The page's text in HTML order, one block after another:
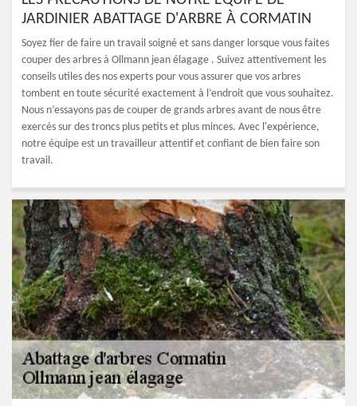
JARDINIER ABATTAGE D'ARBRE À CORMATIN
Soyez fier de faire un travail soigné et sans danger lorsque vous faites
couper des arbres à Ollmann jean élagage . Suivez attentivement les
conseils utiles des nos experts pour vous assurer que vos arbres
tombent en toute sécurité exactement à l’endroit que vous souhaitez.
Nous n’essayons pas de couper de grands arbres avant de nous être
exercés sur des troncs plus petits et plus minces. Avec l'expérience,
notre équipe est un travailleur attentif et confiant de bien faire son
travail.